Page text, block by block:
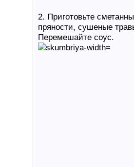
2. Приготовьте
пряности, сушеные
Перемешайте соус.